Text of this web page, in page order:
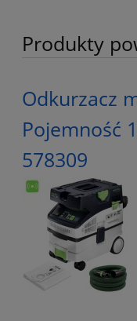
Produkty
Odkurzacz
Pojemność
578309